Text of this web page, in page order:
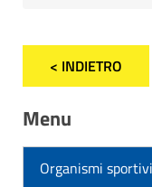
< INDIETRO
Menu
Organismi sportivi